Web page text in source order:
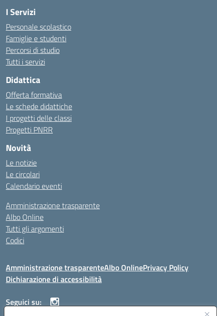
I Servizi
Personale scolastico
Famiglie e studenti
Percorsi di studio
Tutti i servizi
Didattica
Offerta formativa
Le schede didattiche
I progetti delle classi
Progetti PNRR
Novità
Le notizie
Le circolari
Calendario eventi
Amministrazione trasparente
Albo Online
Tutti gli argomenti
Codici
Amministrazione trasparenteAlbo OnlinePrivacy Policy
Dichiarazione di accessibilità
Seguici su: